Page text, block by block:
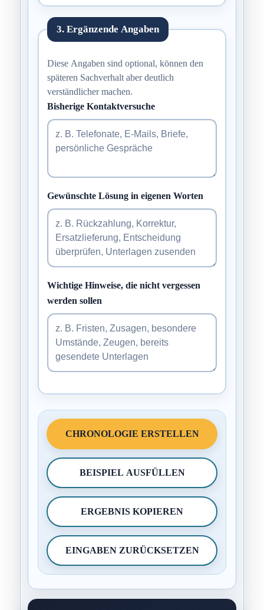
3. Ergänzende Angaben
Diese Angaben sind optional, können den
späteren Sachverhalt aber deutlich
verständlicher machen.
Bisherige Kontaktversuche
Gewünschte Lösung in eigenen Worten
Wichtige Hinweise, die nicht vergessen
werden sollen
CHRONOLOGIE ERSTELLEN
BEISPIEL AUSFÜLLEN
ERGEBNIS KOPIEREN
EINGABEN ZURÜCKSETZEN